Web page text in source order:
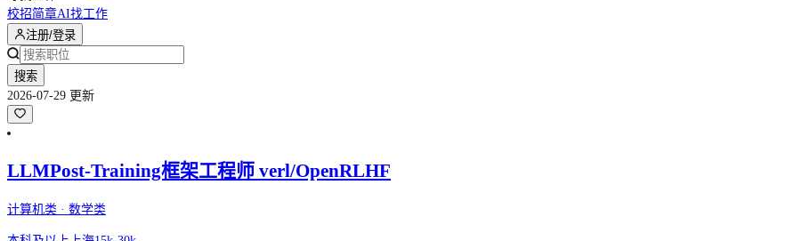
校招简章AI找工作
注册/登录
搜索
2026-07-29 更新
LLMPost-Training框架工程师 verl/OpenRLHF
计算机类 · 数学类